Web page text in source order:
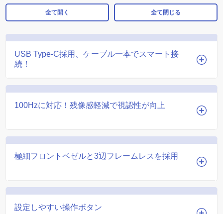
全て開く 全て閉じる
USB Type-C採用、ケーブル一本でスマート接
続！
100Hzに対応！残像感軽減で視認性が向上
極細フロントベゼルと3辺フレームレスを採用
設定しやすい操作ボタン